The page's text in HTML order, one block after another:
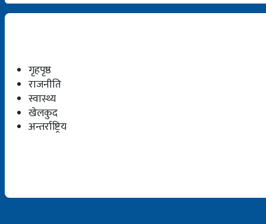
गृहपृष्ठ
राजनीति
स्वास्थ्य
खेलकुद
अन्तर्राष्ट्रिय